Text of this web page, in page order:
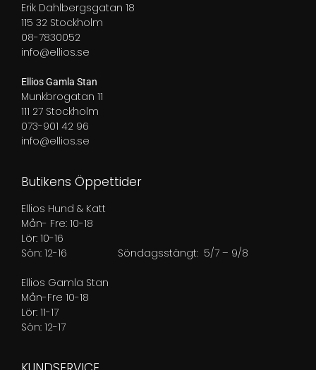
Erik Dahlbergsgatan 18
115 32 Stockholm
08-7830052
info@ellios.se
Ellios Gamla Stan
Munkbrogatan 11
111 27 Stockholm
073-901 42 96
info@ellios.se
Butikens Öppettider
Ellios Hund & Katt
Mån- Fre: 10-18
Lör: 10-16
Sön: 12-16 Söndagsstängt: 5/7 – 9/8
Ellios Gamla Stan
Mån-Fre 10-18
Lör: 11-17
Sön: 12-17